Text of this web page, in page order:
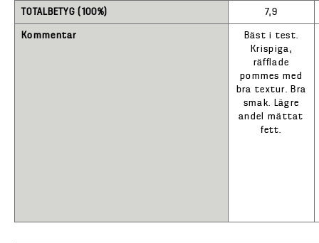
TOTALBETYG (100%)
Kommentar
7,9
Bäst i test.
Krispiga,
räfflade
pommes med
bra textur. Bra
smak. Lägre
andel mättat
fett.